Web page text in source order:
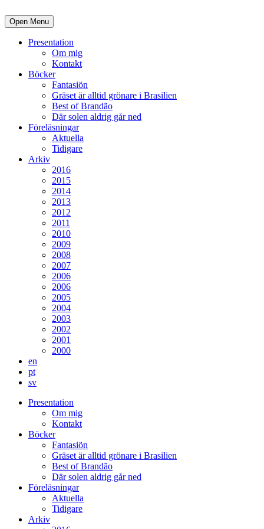
Open Menu
Presentation
Om mig
Kontakt
Böcker
Fantasiön
Gräset är alltid grönare i Brasilien
Best of Brandão
Där solen aldrig går ned
Föreläsningar
Aktuella
Tidigare
Arkiv
2016
2015
2014
2013
2012
2011
2010
2009
2008
2007
2006
2006
2005
2004
2003
2002
2001
2000
en
pt
sv
Presentation
Om mig
Kontakt
Böcker
Fantasiön
Gräset är alltid grönare i Brasilien
Best of Brandão
Där solen aldrig går ned
Föreläsningar
Aktuella
Tidigare
Arkiv